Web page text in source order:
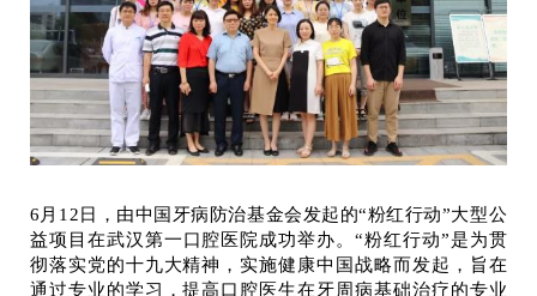
6月12日，由中国牙病防治基金会发起的“粉红行动”大型公
益项目在武汉第一口腔医院成功举办。“粉红行动”是为贯
彻落实党的十九大精神，实施健康中国战略而发起，旨在
通过专业的学习，提高口腔医生在牙周病基础治疗的专业